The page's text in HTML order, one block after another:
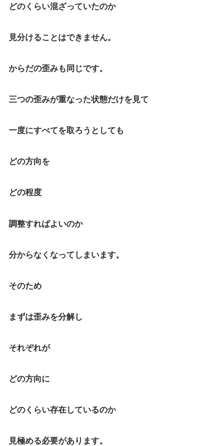
どのくらい混ざっていたのか
見分けることはできません。
からだの歪みも同じです。
三つの歪みが重なった状態だけを見て
一度にすべてを取ろうとしても
どの方向を
どの程度
調整すればよいのか
分からなくなってしまいます。
そのため
まずは歪みを分解し
それぞれが
どの方向に
どのくらい存在しているのか
見極める必要があります。